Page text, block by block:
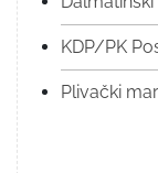
KDP/PK
Plivački